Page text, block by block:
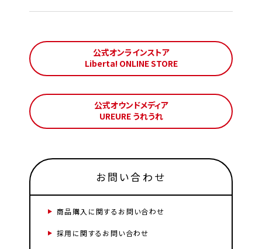
公式オンラインストア
Liberta! ONLINE STORE
公式オウンドメディア
UREURE うれうれ
お問い合わせ
商品購入に関するお問い合わせ
採用に関するお問い合わせ